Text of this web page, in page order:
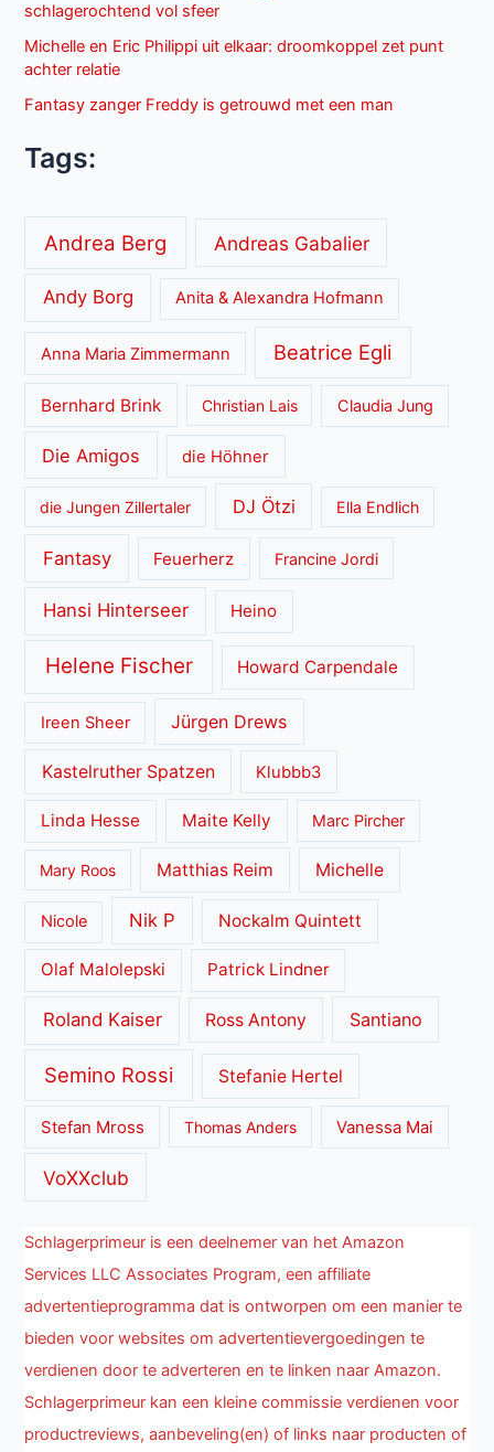
schlagerochtend vol sfeer
Michelle en Eric Philippi uit elkaar: droomkoppel zet punt
achter relatie
Fantasy zanger Freddy is getrouwd met een man
Tags:
Andrea Berg Andreas Gabalier
Andy Borg Anita & Alexandra Hofmann
Anna Maria Zimmermann Beatrice Egli
Bernhard Brink Christian Lais Claudia Jung
Die Amigos die Höhner
die Jungen Zillertaler DJ Ötzi Ella Endlich
Fantasy Feuerherz Francine Jordi
Hansi Hinterseer Heino
Helene Fischer Howard Carpendale
Ireen Sheer Jürgen Drews
Kastelruther Spatzen Klubbb3
Linda Hesse Maite Kelly Marc Pircher
Mary Roos Matthias Reim Michelle
Nicole Nik P Nockalm Quintett
Olaf Malolepski Patrick Lindner
Roland Kaiser Ross Antony Santiano
Semino Rossi Stefanie Hertel
Stefan Mross Thomas Anders Vanessa Mai
VoXXclub
Schlagerprimeur is een deelnemer van het Amazon
Services LLC Associates Program, een affiliate
advertentieprogramma dat is ontworpen om een manier te
bieden voor websites om advertentievergoedingen te
verdienen door te adverteren en te linken naar Amazon.
Schlagerprimeur kan een kleine commissie verdienen voor
productreviews, aanbeveling(en) of links naar producten of